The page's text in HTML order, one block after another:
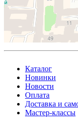
Каталог
Новинки
Новости
Оплата
Доставка и
Мастер-классы